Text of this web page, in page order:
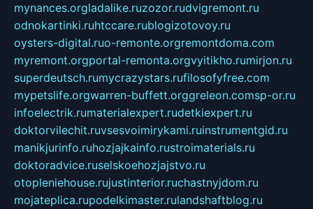
mynances.orgladalike.ruzozor.rudvigremont.ru
odnokartinki.ruhtccare.rublogizotovoy.ru
oysters-digital.ruo-remonte.orgremontdoma.com
myremont.orgportal-remonta.orgvyitikho.rumirjon.ru
superdeutsch.rumycrazystars.rufilosofyfree.com
mypetslife.orgwarren-buffett.orggreleon.comsp-or.ru
infoelectrik.rumaterialexpert.rudetkiexpert.ru
doktorvilechit.ruvsesvoimirykami.ruinstrumentgid.ru
manikjurinfo.ruhozjajkainfo.rustroimaterials.ru
doktoradvice.ruselskoehozjajstvo.ru
otopleniehouse.rujustinterior.ruchastnyjdom.ru
mojateplica.rupodelkimaster.rulandshaftblog.ru